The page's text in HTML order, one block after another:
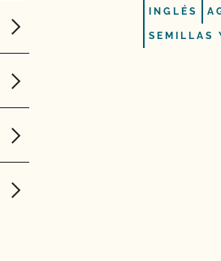
INGLÉS
SEMILLAS